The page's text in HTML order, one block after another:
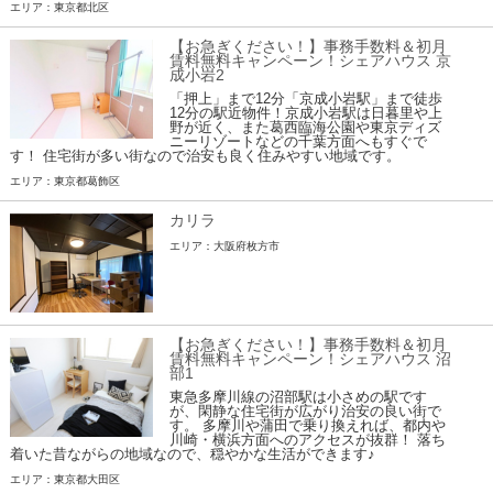
エリア：東京都北区
【お急ぎください！】事務手数料＆初月
賃料無料キャンペーン！シェアハウス 京
成小岩2
「押上」まで12分「京成小岩駅」まで徒歩
12分の駅近物件！京成小岩駅は日暮里や上
野が近く、また葛西臨海公園や東京ディズ
ニーリゾートなどの千葉方面へもすぐで
す！ 住宅街が多い街なので治安も良く住みやすい地域です。
エリア：東京都葛飾区
カリラ
エリア：大阪府枚方市
【お急ぎください！】事務手数料＆初月
賃料無料キャンペーン！シェアハウス 沼
部1
東急多摩川線の沼部駅は小さめの駅です
が、閑静な住宅街が広がり治安の良い街で
す。 多摩川や蒲田で乗り換えれば、都内や
川崎・横浜方面へのアクセスが抜群！ 落ち
着いた昔ながらの地域なので、穏やかな生活ができます♪
エリア：東京都大田区